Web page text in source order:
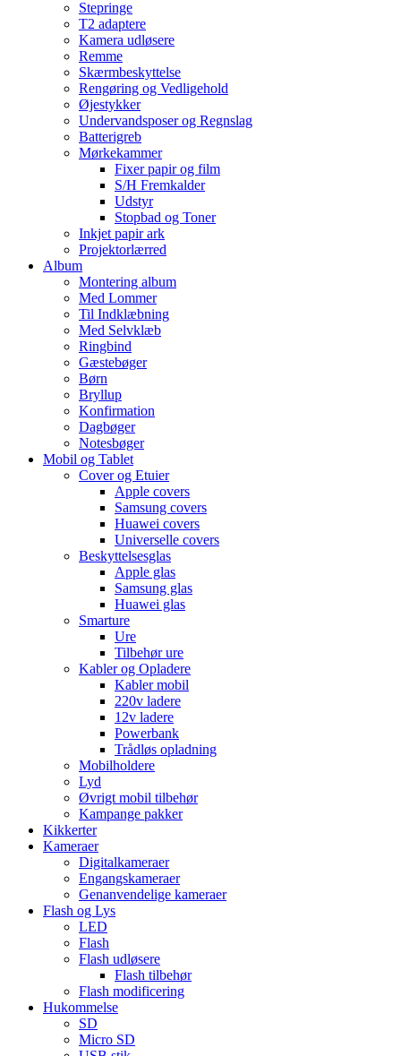
Stepringe
T2 adaptere
Kamera udløsere
Remme
Skærmbeskyttelse
Rengøring og Vedligehold
Øjestykker
Undervandsposer og Regnslag
Batterigreb
Mørkekammer
Fixer papir og film
S/H Fremkalder
Udstyr
Stopbad og Toner
Inkjet papir ark
Projektorlærred
Album
Montering album
Med Lommer
Til Indklæbning
Med Selvklæb
Ringbind
Gæstebøger
Børn
Bryllup
Konfirmation
Dagbøger
Notesbøger
Mobil og Tablet
Cover og Etuier
Apple covers
Samsung covers
Huawei covers
Universelle covers
Beskyttelsesglas
Apple glas
Samsung glas
Huawei glas
Smarture
Ure
Tilbehør ure
Kabler og Opladere
Kabler mobil
220v ladere
12v ladere
Powerbank
Trådløs opladning
Mobilholdere
Lyd
Øvrigt mobil tilbehør
Kampange pakker
Kikkerter
Kameraer
Digitalkameraer
Engangskameraer
Genanvendelige kameraer
Flash og Lys
LED
Flash
Flash udløsere
Flash tilbehør
Flash modificering
Hukommelse
SD
Micro SD